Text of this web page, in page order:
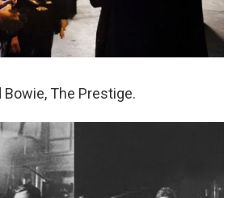
Bowie, The Prestige.